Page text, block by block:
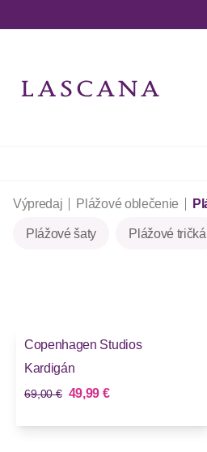
Výpredaj Plážové oblečenie
Plážové šaty Plážové tričká
Copenhagen Studios
Kardigán
Stará cena
69,00 € Nová cena
49,99 €